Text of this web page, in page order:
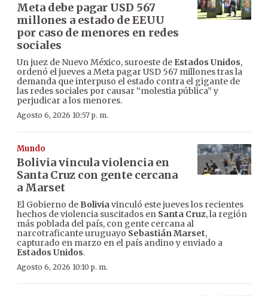
Meta debe pagar USD 567
millones a estado de EEUU
por caso de menores en redes
sociales
Un juez de Nuevo México, suroeste de Estados Unidos,
ordenó el jueves a Meta pagar USD 567 millones tras la
demanda que interpuso el estado contra el gigante de
las redes sociales por causar “molestia pública” y
perjudicar a los menores.
Agosto 6, 2026 10:57 p. m.
Mundo
Bolivia vincula violencia en
Santa Cruz con gente cercana
a Marset
El Gobierno de Boliviavinculó este jueves los recientes
hechos de violencia suscitados en Santa Cruz, la región
más poblada del país, con gente cercana al
narcotraficante uruguayo Sebastián Marset,
capturado en marzo en el país andino y enviado a
Estados Unidos.
Agosto 6, 2026 10:10 p. m.